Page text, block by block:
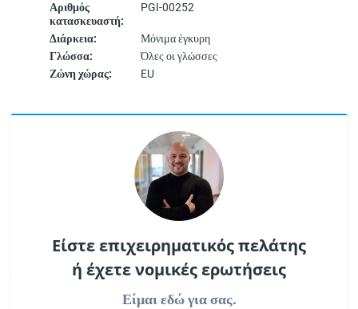
Αριθμός
κατασκευαστή:
PGI-00252
Διάρκεια:
Μόνιμα έγκυρη
Γλώσσα:
Όλες οι γλώσσες
Ζώνη χώρας:
EU
Είστε επιχειρηματικός πελάτης
ή έχετε νομικές ερωτήσεις
Είμαι εδώ για σας.